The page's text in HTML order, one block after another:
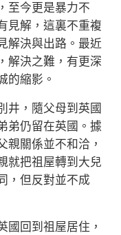
今更是暴力不
見解，這裏不重複
解決與出路。最近
解決之難，有更深
的縮影。
，隨父母到英國
弟仍留在英國。據
親關係並不和洽，
就把祖屋轉到大兒
，但反對並不成
回到祖屋居住，